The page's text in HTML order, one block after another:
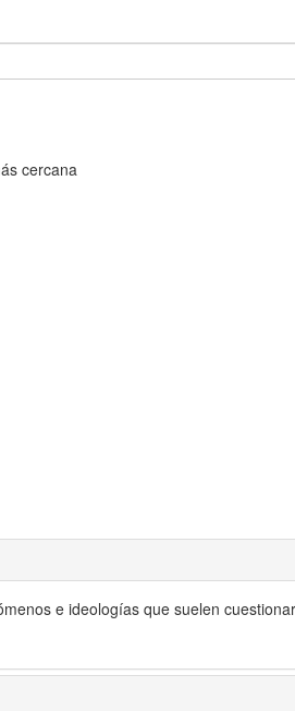
cercana
e ideologías que suelen